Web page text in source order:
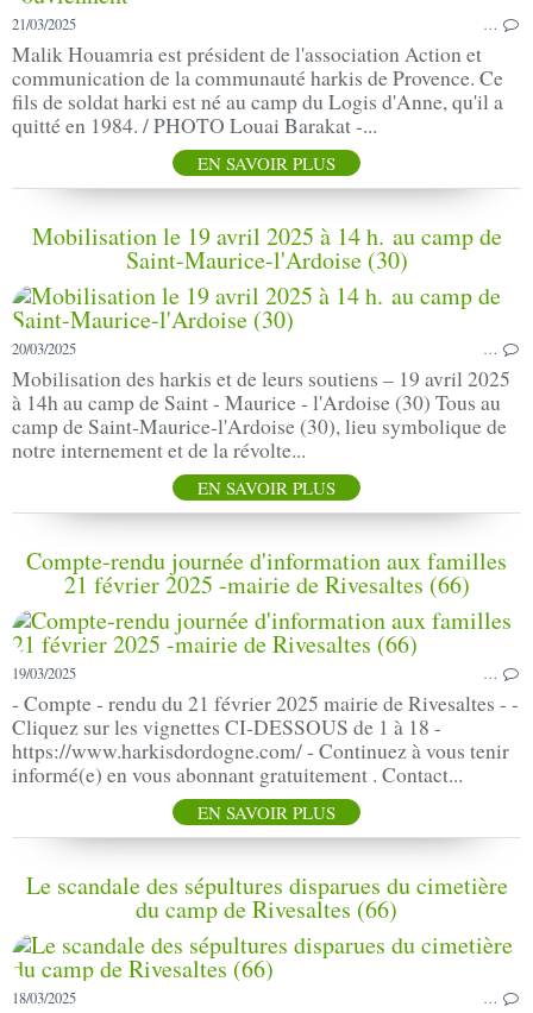
21/03/2025 …
Malik Houamria est président de l'association Action et
communication de la communauté harkis de Provence. Ce
fils de soldat harki est né au camp du Logis d'Anne, qu'il a
quitté en 1984. / PHOTO Louai Barakat -...
EN SAVOIR PLUS
Mobilisation le 19 avril 2025 à 14 h. au camp de
Saint-Maurice-l'Ardoise (30)
20/03/2025 …
Mobilisation des harkis et de leurs soutiens – 19 avril 2025
à 14h au camp de Saint - Maurice - l'Ardoise (30) Tous au
camp de Saint-Maurice-l'Ardoise (30), lieu symbolique de
notre internement et de la révolte...
EN SAVOIR PLUS
Compte-rendu journée d'information aux familles
21 février 2025 -mairie de Rivesaltes (66)
19/03/2025 …
- Compte - rendu du 21 février 2025 mairie de Rivesaltes - -
Cliquez sur les vignettes CI-DESSOUS de 1 à 18 -
https://www.harkisdordogne.com/ - Continuez à vous tenir
informé(e) en vous abonnant gratuitement . Contact...
EN SAVOIR PLUS
Le scandale des sépultures disparues du cimetière
du camp de Rivesaltes (66)
18/03/2025 …